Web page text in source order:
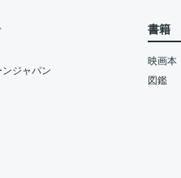
ジャパン
書籍
映画本
図鑑